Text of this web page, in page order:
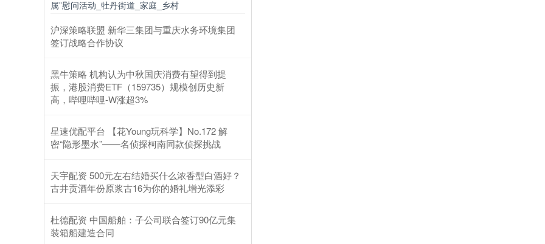
属”慰问活动_牡丹街道_家庭_乡村
沪深策略联盟 新华三集团与重庆水务环境集团
签订战略合作协议
黑牛策略 机构认为中秋国庆消费有望得到提
振，港股消费ETF（159735）规模创历史新
高，哔哩哔哩-W涨超3%
星速优配平台 【花Young玩科学】No.172 解
密“隐形墨水”——名侦探柯南同款侦探挑战
天宇配资 500元左右结婚买什么浓香型白酒好？
古井贡酒年份原浆古16为你的婚礼增光添彩
杜德配资 中国船舶：子公司联合签订90亿元集
装箱船建造合同